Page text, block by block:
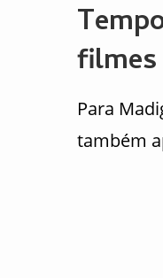
Para
também